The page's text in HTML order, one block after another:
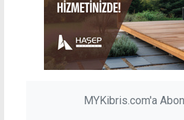
MYKibris.com'a